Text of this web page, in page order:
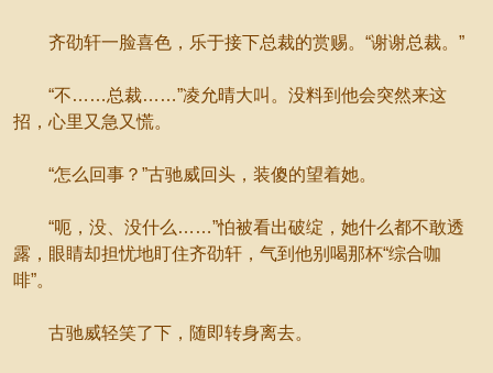
齐劭轩一脸喜色，乐于接下总裁的赏赐。“谢谢总裁。”
“不……总裁……”凌允晴大叫。没料到他会突然来这
招，心里又急又慌。
“怎么回事？”古驰威回头，装傻的望着她。
“呃，没、没什么……”怕被看出破绽，她什么都不敢透
露，眼睛却担忧地盯住齐劭轩，气到他别喝那杯“综合咖
啡”。
古驰威轻笑了下，随即转身离去。